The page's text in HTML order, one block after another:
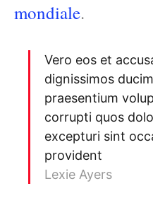
mondiale.
Vero eos et
dignissimos
praesentium
corrupti quos
excepturi sint
provident
Lexie Ayers